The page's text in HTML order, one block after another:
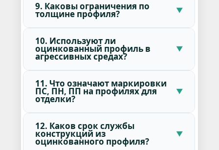
9. Каковы ограничения по
толщине профиля?
10. Используют ли
оцинкованный профиль в
агрессивных средах?
11. Что означают маркировки
ПС, ПН, ПП на профилях для
отделки?
12. Каков срок службы
конструкций из
оцинкованного профиля?